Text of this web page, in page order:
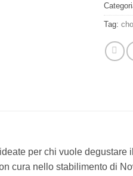
Tag:
per chi vuole
cura nello stabilimento di